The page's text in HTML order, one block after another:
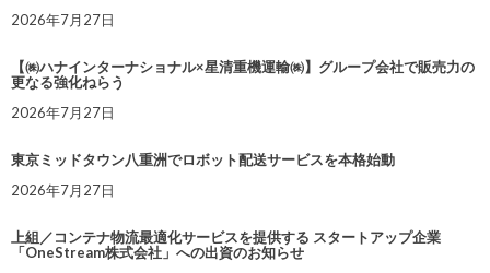
2026年7月27日
【㈱ハナインターナショナル×星清重機運輸㈱】グループ会社で販売力の
更なる強化ねらう
2026年7月27日
東京ミッドタウン八重洲でロボット配送サービスを本格始動
2026年7月27日
上組／コンテナ物流最適化サービスを提供する スタートアップ企業
「OneStream株式会社」への出資のお知らせ